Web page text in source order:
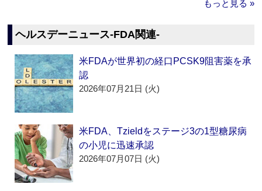
もっと見る »
ヘルスデーニュース‐FDA関連‐
米FDAが世界初の経口PCSK9阻害薬を承
認
2026年07月21日 (火)
米FDA、Tzieldをステージ3の1型糖尿病
の小児に迅速承認
2026年07月07日 (火)